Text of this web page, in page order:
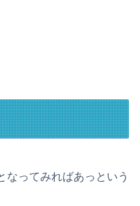
なってみればあっという